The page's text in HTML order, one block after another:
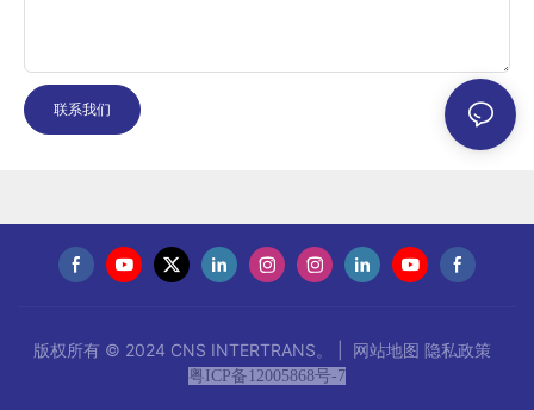
联系我们
版权所有 © 2024 CNS INTERTRANS。 | 网站地图 隐私政策
粤ICP备12005868号-7